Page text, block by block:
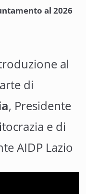
al 2026
al
di
, Presidente
e di
AIDP Lazio